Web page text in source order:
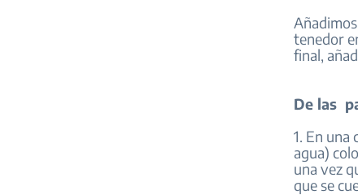
tenedor
final,
De las
1. En una
agua)
una vez
que se